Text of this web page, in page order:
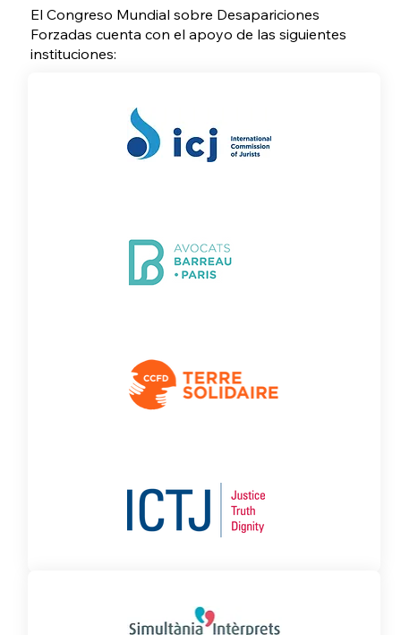
El Congreso Mundial sobre Desapariciones
Forzadas cuenta con el apoyo de las siguientes
instituciones: